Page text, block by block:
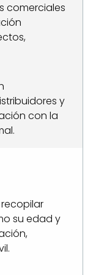
comerciales
y
con la
su edad y